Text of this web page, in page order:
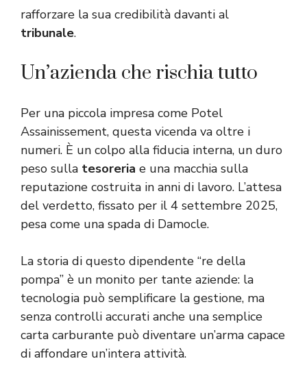
rafforzare la sua credibilità davanti al
tribunale.
Un’azienda che rischia tutto
Per una piccola impresa come Potel
Assainissement, questa vicenda va oltre i
numeri. È un colpo alla fiducia interna, un duro
peso sulla tesoreria e una macchia sulla
reputazione costruita in anni di lavoro. L’attesa
del verdetto, fissato per il 4 settembre 2025,
pesa come una spada di Damocle.
La storia di questo dipendente “re della
pompa” è un monito per tante aziende: la
tecnologia può semplificare la gestione, ma
senza controlli accurati anche una semplice
carta carburante può diventare un’arma capace
di affondare un’intera attività.